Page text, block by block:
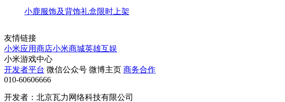
小鹿服饰及背饰礼盒限时上架
友情链接
小米应用商店小米商城英雄互娱
小米游戏中心
开发者平台 微信公众号 微博主页 商务合作
010-60606666
开发者：北京瓦力网络科技有限公司